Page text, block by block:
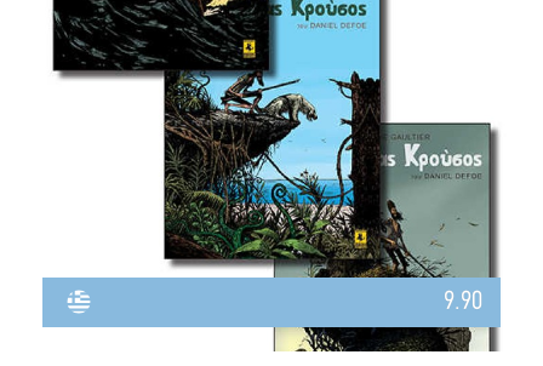
9.90